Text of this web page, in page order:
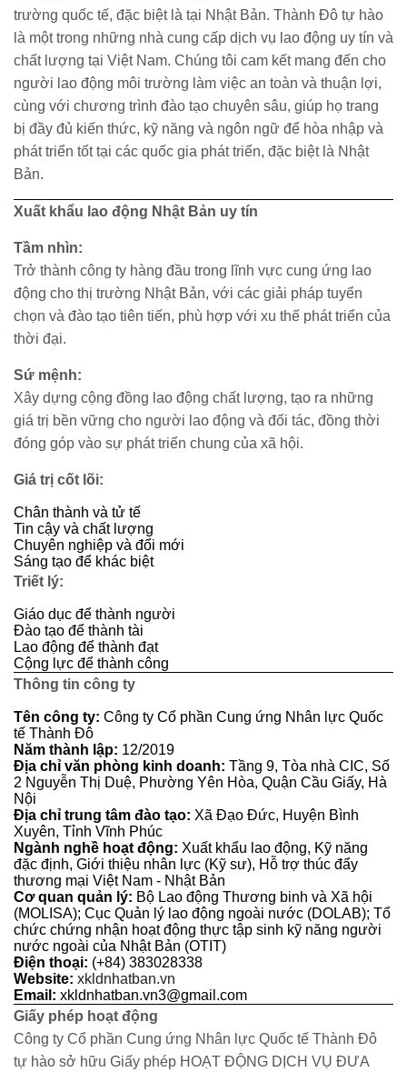
trường quốc tế, đặc biệt là tại Nhật Bản. Thành Đô tự hào
là một trong những nhà cung cấp dịch vụ lao động uy tín và
chất lượng tại Việt Nam. Chúng tôi cam kết mang đến cho
người lao động môi trường làm việc an toàn và thuận lợi,
cùng với chương trình đào tạo chuyên sâu, giúp họ trang
bị đầy đủ kiến thức, kỹ năng và ngôn ngữ để hòa nhập và
phát triển tốt tại các quốc gia phát triển, đặc biệt là Nhật
Bản.
Xuất khẩu lao động Nhật Bản uy tín
Tầm nhìn:
Trở thành công ty hàng đầu trong lĩnh vực cung ứng lao
động cho thị trường Nhật Bản, với các giải pháp tuyển
chọn và đào tạo tiên tiến, phù hợp với xu thế phát triển của
thời đại.
Sứ mệnh:
Xây dựng cộng đồng lao động chất lượng, tạo ra những
giá trị bền vững cho người lao động và đối tác, đồng thời
đóng góp vào sự phát triển chung của xã hội.
Giá trị cốt lõi:
Chân thành và tử tế
Tin cậy và chất lượng
Chuyên nghiệp và đổi mới
Sáng tạo để khác biệt
Triết lý:
Giáo dục để thành người
Đào tạo để thành tài
Lao động để thành đạt
Cộng lực để thành công
Thông tin công ty
Tên công ty: Công ty Cổ phần Cung ứng Nhân lực Quốc
tế Thành Đô
Năm thành lập: 12/2019
Địa chỉ văn phòng kinh doanh: Tầng 9, Tòa nhà CIC, Số
2 Nguyễn Thị Duệ, Phường Yên Hòa, Quận Cầu Giấy, Hà
Nội
Địa chỉ trung tâm đào tạo: Xã Đạo Đức, Huyện Bình
Xuyên, Tỉnh Vĩnh Phúc
Ngành nghề hoạt động: Xuất khẩu lao động, Kỹ năng
đặc định, Giới thiệu nhân lực (Kỹ sư), Hỗ trợ thúc đẩy
thương mại Việt Nam - Nhật Bản
Cơ quan quản lý: Bộ Lao động Thương binh và Xã hội
(MOLISA); Cục Quản lý lao động ngoài nước (DOLAB); Tổ
chức chứng nhận hoạt động thực tập sinh kỹ năng người
nước ngoài của Nhật Bản (OTIT)
Điện thoại: (+84) 383028338
Website: xkldnhatban.vn
Email: xkldnhatban.vn3@gmail.com
Giấy phép hoạt động
Công ty Cổ phần Cung ứng Nhân lực Quốc tế Thành Đô
tự hào sở hữu Giấy phép HOẠT ĐỘNG DỊCH VỤ ĐƯA